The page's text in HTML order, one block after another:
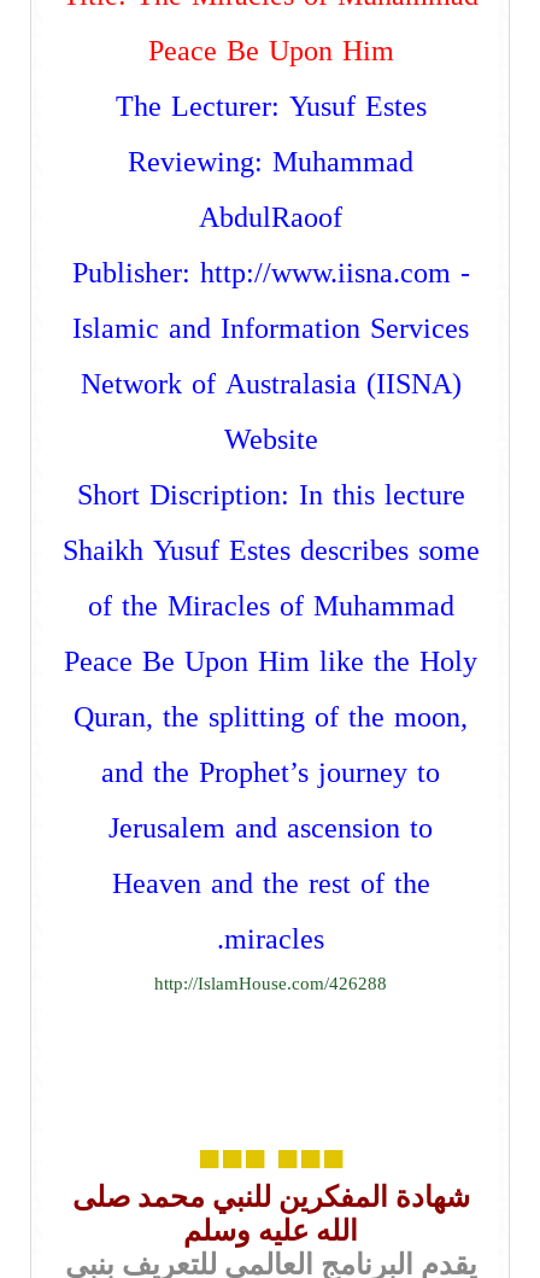
Peace Be Upon Him
The Lecturer: Yusuf Estes
Reviewing: Muhammad
AbdulRaoof
Publisher: http://www.iisna.com-
Islamic and Information Services
Network of Australasia (IISNA)
Website
Short Discription: In this lecture
Shaikh Yusuf Estes describes some
of the Miracles of Muhammad
Peace Be Upon Him like the Holy
Quran, the splitting of the moon,
and the Prophet’s journey to
Jerusalem and ascension to
Heaven and the rest of the
miracles.
http://IslamHouse.com/426288
■■■
■■■
شهادة المفكرين للنبي محمد صلى
الله عليه وسلم
يقدم البرنامج العالمي للتعريف بنبي